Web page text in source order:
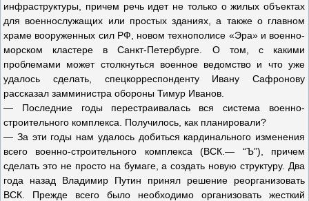
инфраструктуры, причем речь идет не только о жилых объектах
для военнослужащих или простых зданиях, а также о главном
храме вооруженных сил РФ, новом технополисе «Эра» и военно-
морском кластере в Санкт-Петербурге. О том, с какими
проблемами может столкнуться военное ведомство и что уже
удалось сделать, спецкорреспонденту Ивану Сафронову
рассказал замминистра обороны Тимур Иванов.
— Последние годы перестраивалась вся система военно-
строительного комплекса. Получилось, как планировали?
— За эти годы нам удалось добиться кардинального изменения
всего военно-строительного комплекса (ВСК.— “Ъ”), причем
сделать это не просто на бумаге, а создать новую структуру. Два
года назад Владимир Путин принял решение реорганизовать
ВСК. Прежде всего было необходимо организовать жесткий